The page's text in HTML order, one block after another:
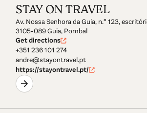
STAY ON TRAVEL
Av. Nossa Senhora da Guia, n.º 123,
3105-089 Guia, Pombal
Get directions
+351 236 101 274
andre@stayontravel.pt
https://stayontravel.pt/